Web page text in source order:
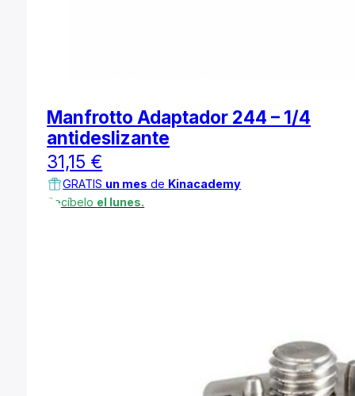
Manfrotto Adaptador 244 – 1/4
antideslizante
31,15 €
GRATIS un mes de Kinacademy
Recíbelo el lunes.